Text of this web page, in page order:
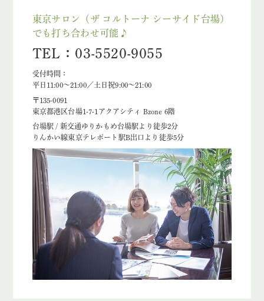
東京サロン（ザ コルトーナ シーサイド台場）
でも打ち合わせ可能♪
TEL：03-5520-9055
受付時間：
平日11:00～21:00／土日祝9:00～21:00
〒135-0091
東京都港区台場1-7-1アクアシティ Bzone 6階
台場駅 / 新交通ゆりかもめ台場駅より徒歩2分
りんかい線東京テレポート駅B出口より徒歩5分